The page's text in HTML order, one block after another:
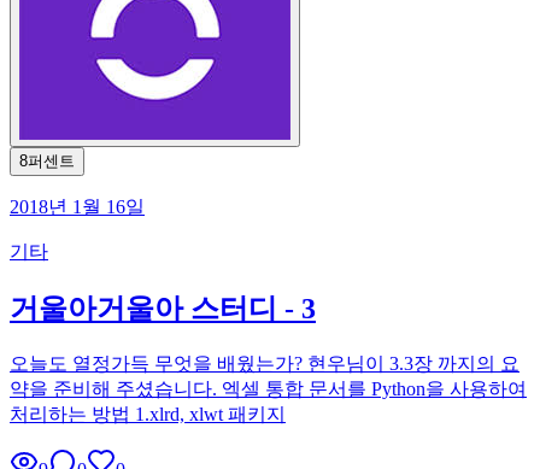
8퍼센트
2018년 1월 16일
기타
거울아거울아 스터디 - 3
오늘도 열정가득 무엇을 배웠는가? 현우님이 3.3장 까지의 요
약을 준비해 주셨습니다. 엑셀 통합 문서를 Python을 사용하여
처리하는 방법 1.xlrd, xlwt 패키지